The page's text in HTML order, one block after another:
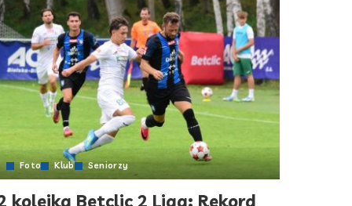
Foto Klub Seniorzy
kolejka Betclic 2 Liga: Rekord